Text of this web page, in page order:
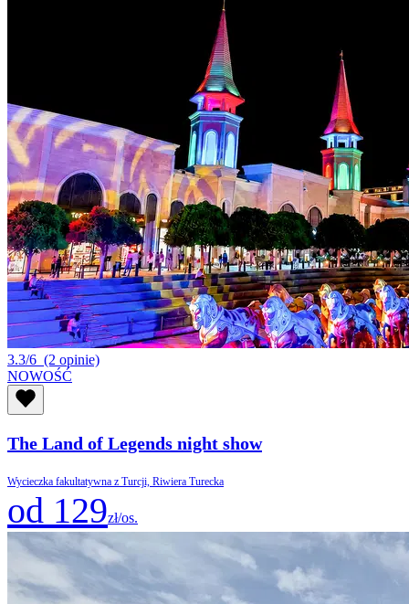
3.3/6 (2 opinie)
NOWOŚĆ
The Land of Legends night show
Wycieczka fakultatywna z Turcji, Riwiera Turecka
od 129zł/os.